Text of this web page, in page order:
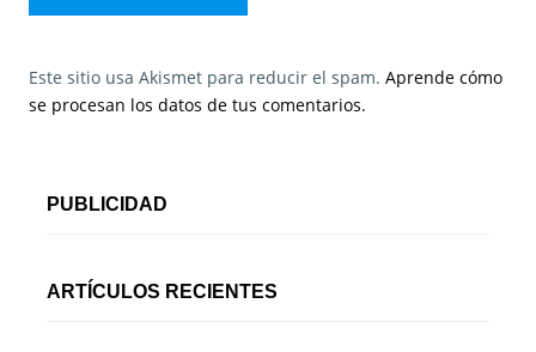
Este sitio usa Akismet para reducir el spam. Aprende cómo
se procesan los datos de tus comentarios.
PUBLICIDAD
ARTÍCULOS RECIENTES